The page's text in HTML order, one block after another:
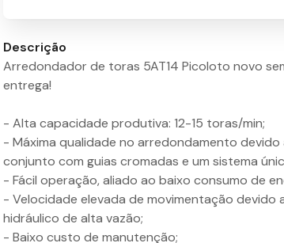
Descrição
Arredondador de toras 5AT14 Picoloto novo
entrega!
- Alta capacidade produtiva: 12-15 toras/min;
- Máxima qualidade no arredondamento devido
conjunto com guias cromadas e um sistema
- Fácil operação, aliado ao baixo consumo de
- Velocidade elevada de movimentação devido
hidráulico de alta vazão;
- Baixo custo de manutenção;